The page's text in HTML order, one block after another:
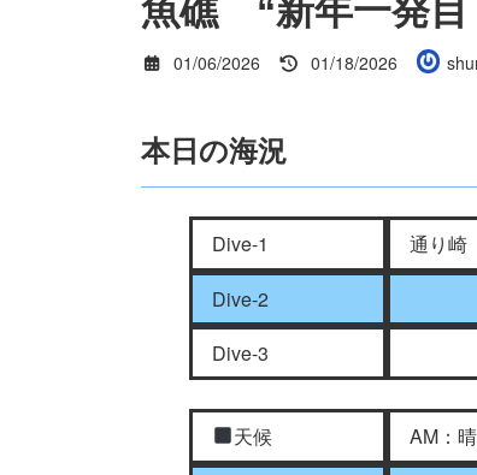
魚礁 “新年一発目
01/06/2026
最
時
01/18/2026
本日の海況
Dive-1
通り
Dive-2
Dive-3
天候
AM：